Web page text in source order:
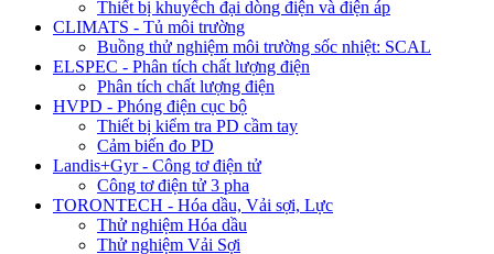
Thiết bị khuyếch đại dòng điện và điện áp
CLIMATS - Tủ môi trường
Buồng thử nghiệm môi trường sốc nhiệt: SCAL
ELSPEC - Phân tích chất lượng điện
Phân tích chất lượng điện
HVPD - Phóng điện cục bộ
Thiết bị kiểm tra PD cầm tay
Cảm biến đo PD
Landis+Gyr - Công tơ điện tử
Công tơ điện tử 3 pha
TORONTECH - Hóa dầu, Vải sợi, Lực
Thử nghiệm Hóa dầu
Thử nghiệm Vải Sợi